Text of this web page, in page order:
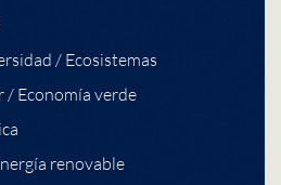
/ Ecosistemas
/ Economía verde
renovable